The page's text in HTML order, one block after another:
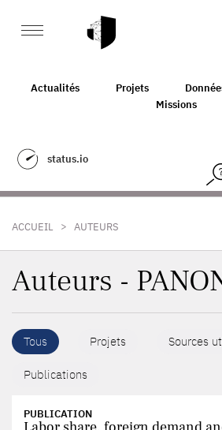
Actualités Projets
Missions
status.io
ACCUEIL > AUTEURS
Auteurs -
Tous Projets Sources
Publications
PUBLICATION